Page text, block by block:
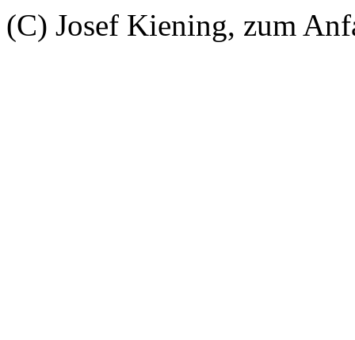
(C) Josef Kiening, zum